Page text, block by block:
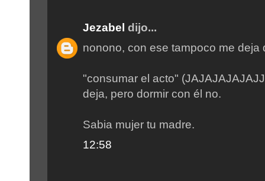
Jezabel dijo...
nonono, con ese tampoco me deja
"consumar el acto"
deja, pero dormir con él no.
Sabia mujer tu madre.
12:58